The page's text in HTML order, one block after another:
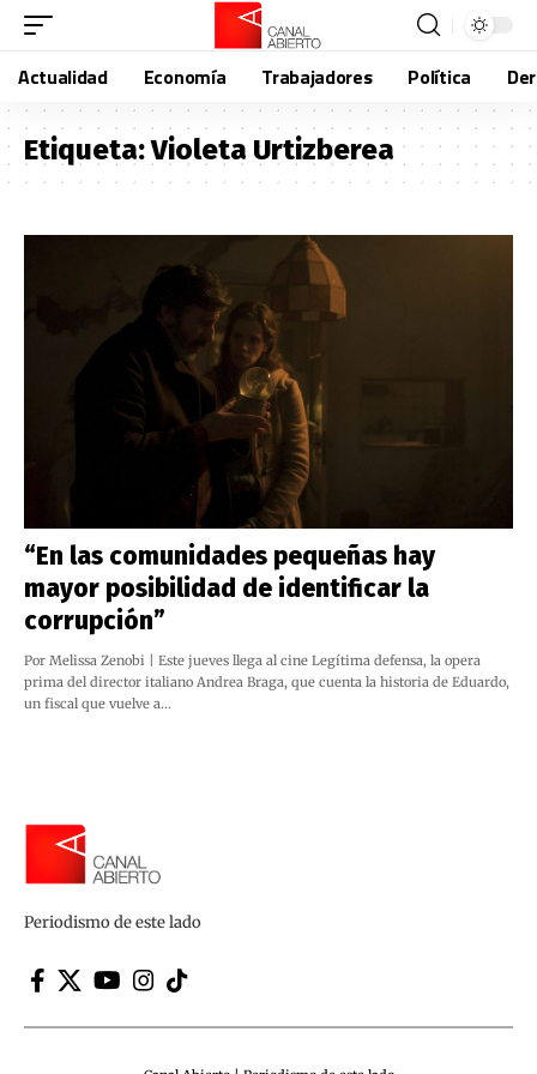
Actualidad Economía Trabajadores Política
Etiqueta:Violeta Urtizberea
“En las comunidades pequeñas hay
mayor posibilidad de identificar la
corrupción”
Por Melissa Zenobi | Este jueves llega al cine Legítima defensa, la opera
prima del director italiano Andrea Braga, que cuenta la historia de Eduardo,
un fiscal que vuelve a…
Periodismo de este lado